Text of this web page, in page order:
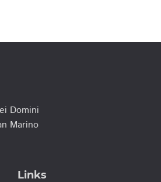
Domini
Marino
Links